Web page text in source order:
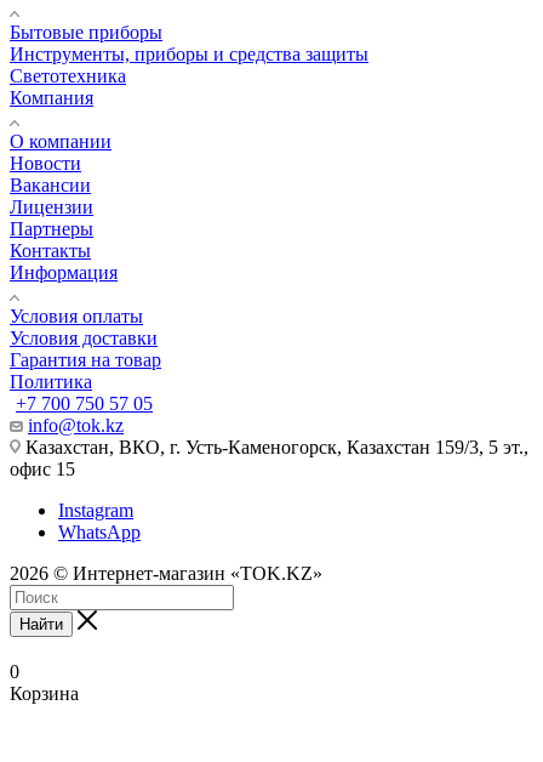
Бытовые приборы
Инструменты, приборы и средства защиты
Светотехника
Компания
О компании
Новости
Вакансии
Лицензии
Партнеры
Контакты
Информация
Условия оплаты
Условия доставки
Гарантия на товар
Политика
+7 700 750 57 05
info@tok.kz
Казахстан, ВКО, г. Усть-Каменогорск, Казахстан 159/3, 5 эт.,
офис 15
Instagram
WhatsApp
2026 © Интернет-магазин «TOK.KZ»
Найти
0
Корзина